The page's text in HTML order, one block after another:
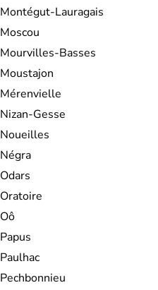
Montégut-Lauragais
Moscou
Mourvilles-Basses
Moustajon
Mérenvielle
Nizan-Gesse
Noueilles
Négra
Odars
Oratoire
Oô
Papus
Paulhac
Pechbonnieu